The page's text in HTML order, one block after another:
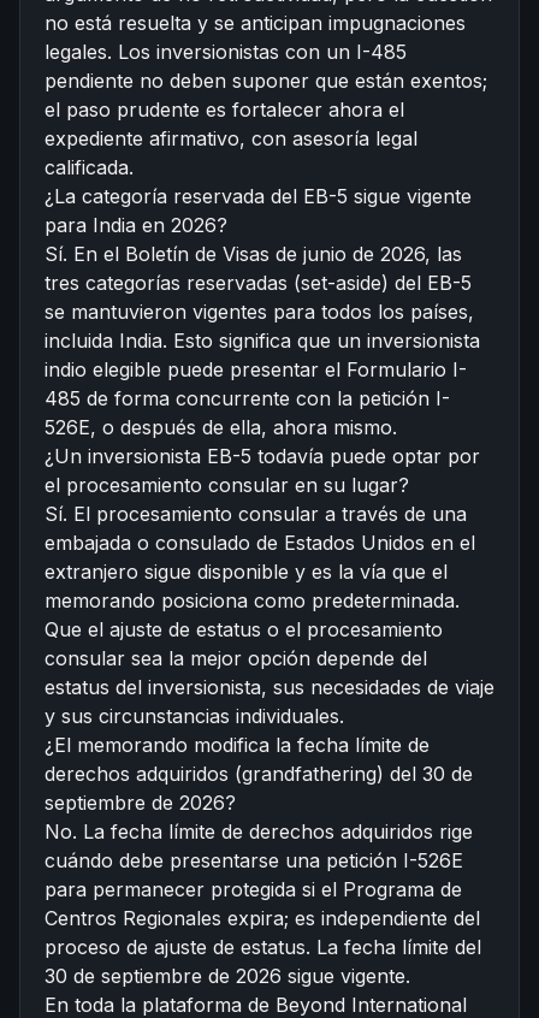
no está resuelta y se anticipan impugnaciones
legales. Los inversionistas con un I-485
pendiente no deben suponer que están exentos;
el paso prudente es fortalecer ahora el
expediente afirmativo, con asesoría legal
calificada.
¿La categoría reservada del EB-5 sigue vigente
para India en 2026?
Sí. En el Boletín de Visas de junio de 2026, las
tres categorías reservadas (set-aside) del EB-5
se mantuvieron vigentes para todos los países,
incluida India. Esto significa que un inversionista
indio elegible puede presentar el Formulario I-
485 de forma concurrente con la petición I-
526E, o después de ella, ahora mismo.
¿Un inversionista EB-5 todavía puede optar por
el procesamiento consular en su lugar?
Sí. El procesamiento consular a través de una
embajada o consulado de Estados Unidos en el
extranjero sigue disponible y es la vía que el
memorando posiciona como predeterminada.
Que el ajuste de estatus o el procesamiento
consular sea la mejor opción depende del
estatus del inversionista, sus necesidades de viaje
y sus circunstancias individuales.
¿El memorando modifica la fecha límite de
derechos adquiridos (grandfathering) del 30 de
septiembre de 2026?
No. La fecha límite de derechos adquiridos rige
cuándo debe presentarse una petición I-526E
para permanecer protegida si el Programa de
Centros Regionales expira; es independiente del
proceso de ajuste de estatus. La fecha límite del
30 de septiembre de 2026 sigue vigente.
En toda la plataforma de Beyond International